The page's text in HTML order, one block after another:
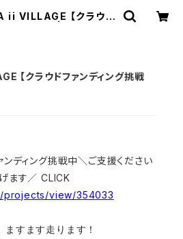
ii VILLAGE 【クラウド
【クラウドファンディング挑戦
ンディング挑戦中​＼ご支援ください
ます／ CLICK
view/354033
すます走ります！